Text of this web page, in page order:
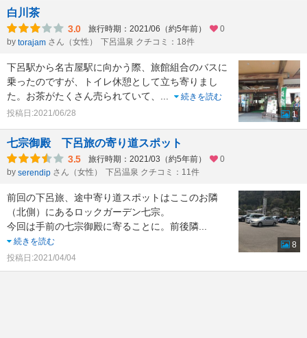
白川茶
3.0 旅行時期：2021/06（約5年前）
0
by torajam さん（女性） 下呂温泉 クチコミ：18件
下呂駅から名古屋駅に向かう際、旅館組合のバスに
乗ったのですが、トイレ休憩として立ち寄りまし
た。お茶がたくさん売られていて、 ...
続きを読む
投稿日:2021/06/28
1
七宗御殿 下呂旅の寄り道スポット
3.5 旅行時期：2021/03（約5年前）
0
by serendip さん（女性） 下呂温泉 クチコミ：11件
前回の下呂旅、途中寄り道スポットはここのお隣
（北側）にあるロックガーデン七宗。
今回は手前の七宗御殿に寄ることに。前後隣...
続きを読む
投稿日:2021/04/04
8